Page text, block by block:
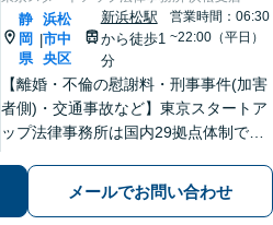
静
岡
県
|
浜松
市中
央区
新浜松駅
から徒歩1
分
営業時間：06:30
~22:00（平日）
【離婚・不倫の慰謝料・刑事事件(加害
者側)・交通事故など】東京スタートア
ップ法律事務所は国内29拠点体制で全
対応(法律相談は完全予約制)】各分野で
専門性の高い弁護士が寄り添い解決を
メールでお問い合わせ